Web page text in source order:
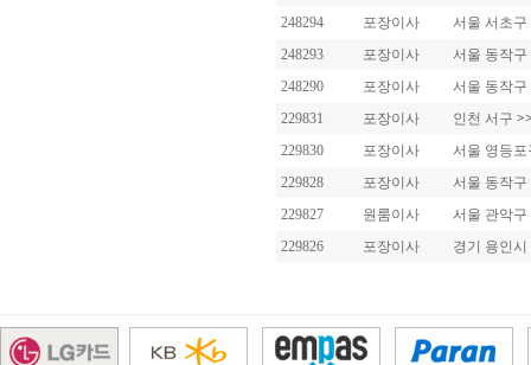
248294
포장이사
서울 서초구
248293
포장이사
서울 동작구
248290
포장이사
서울 동작구
229831
포장이사 인천 서구
229830
포장이사
서울 영등
229828
포장이사
서울 동작구
229827
원룸이사
서울 관악구
229826
포장이사 경기 용인시